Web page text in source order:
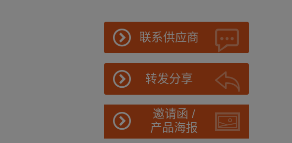
联系供应商
转发分享
邀请函 /
产品海报